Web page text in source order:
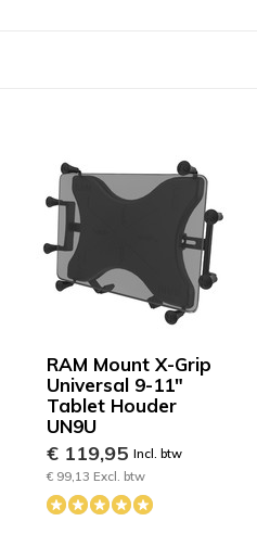
RAM Mount X-Grip
Universal 9-11"
Tablet Houder
UN9U
€ 119,95Incl. btw
€ 99,13 Excl. btw